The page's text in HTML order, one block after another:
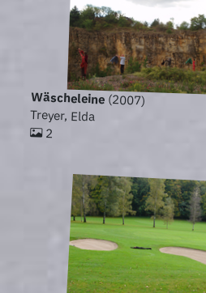
Wäscheleine (2007)
Treyer, Elda
2